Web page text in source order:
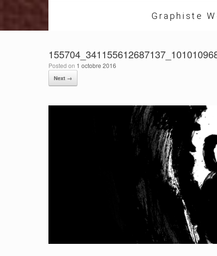
Graphiste
Posted on 1 octobre 2016
Next →